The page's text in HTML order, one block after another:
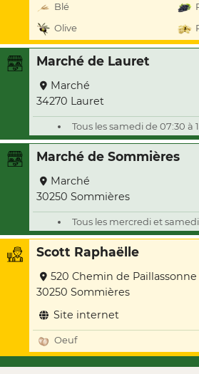
Blé
Olive
Marché de Lauret
Marché
34270 Lauret
Tous les samedi de 07:30 à
Marché de Sommières
Marché
30250 Sommières
Tous les mercredi et
Scott Raphaëlle
520 Chemin de Paillassonne
30250 Sommières
Site internet
Oeuf